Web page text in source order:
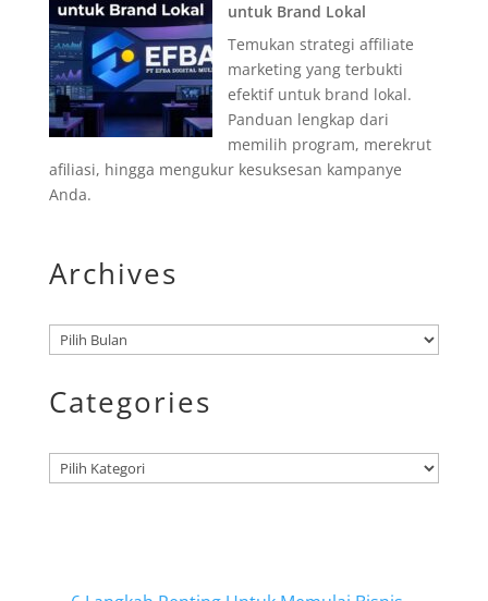
untuk Brand Lokal
Temukan strategi affiliate
marketing yang terbukti
efektif untuk brand lokal.
Panduan lengkap dari
memilih program, merekrut
afiliasi, hingga mengukur kesuksesan kampanye
Anda.
Archives
Arsip
Categories
Kategori